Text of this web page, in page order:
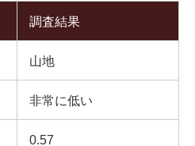
調査結果
山地
非常に低い
0.57